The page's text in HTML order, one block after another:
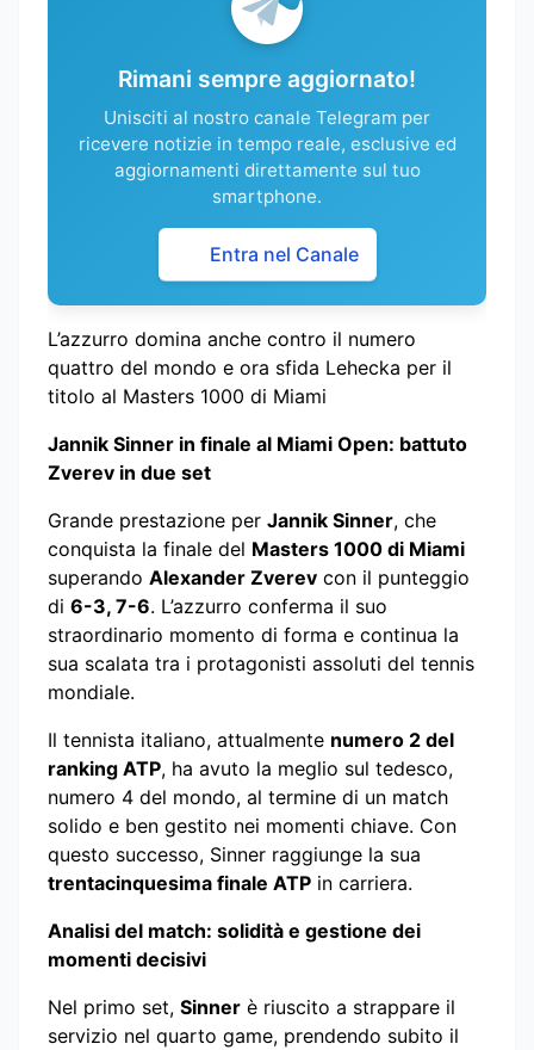
Rimani sempre aggiornato!
Unisciti al nostro canale Telegram per
ricevere notizie in tempo reale, esclusive ed
aggiornamenti direttamente sul tuo
smartphone.
Entra nel Canale
L’azzurro domina anche contro il numero
quattro del mondo e ora sfida Lehecka per il
titolo al Masters 1000 di Miami
Jannik Sinner in finale al Miami Open: battuto
Zverev in due set
Grande prestazione per Jannik Sinner, che
conquista la finale del Masters 1000 di Miami
superando Alexander Zverev con il punteggio
di 6-3, 7-6. L’azzurro conferma il suo
straordinario momento di forma e continua la
sua scalata tra i protagonisti assoluti del tennis
mondiale.
Il tennista italiano, attualmente numero 2 del
ranking ATP, ha avuto la meglio sul tedesco,
numero 4 del mondo, al termine di un match
solido e ben gestito nei momenti chiave. Con
questo successo, Sinner raggiunge la sua
trentacinquesima finale ATP in carriera.
Analisi del match: solidità e gestione dei
momenti decisivi
Nel primo set, Sinner è riuscito a strappare il
servizio nel quarto game, prendendo subito il